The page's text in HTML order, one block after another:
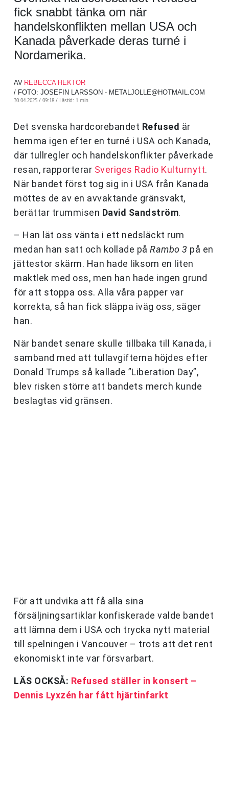
fick snabbt tänka om när
handelskonflikten mellan USA och
Kanada påverkade deras turné i
Nordamerika.
AV REBECCA HEKTOR
/ FOTO: JOSEFIN LARSSON - METALJOLLE@HOTMAIL.COM
30.04.2025 / 09:18 / Lästid: 1 min
Det svenska hardcorebandet Refused är
hemma igen efter en turné i USA och Kanada,
där tullregler och handelskonflikter påverkade
resan, rapporterar Sveriges Radio Kulturnytt.
När bandet först tog sig in i USA från Kanada
möttes de av en avvaktande gränsvakt,
berättar trummisen David Sandström.
– Han lät oss vänta i ett nedsläckt rum
medan han satt och kollade på Rambo 3 på en
jättestor skärm. Han hade liksom en liten
maktlek med oss, men han hade ingen grund
för att stoppa oss. Alla våra papper var
korrekta, så han fick släppa iväg oss, säger
han.
När bandet senare skulle tillbaka till Kanada, i
samband med att tullavgifterna höjdes efter
Donald Trumps så kallade ”Liberation Day”,
blev risken större att bandets merch kunde
beslagtas vid gränsen.
För att undvika att få alla sina
försäljningsartiklar konfiskerade valde bandet
att lämna dem i USA och trycka nytt material
till spelningen i Vancouver – trots att det rent
ekonomiskt inte var försvarbart.
LÄS OCKSÅ: Refused ställer in konsert –
Dennis Lyxzén har fått hjärtinfarkt